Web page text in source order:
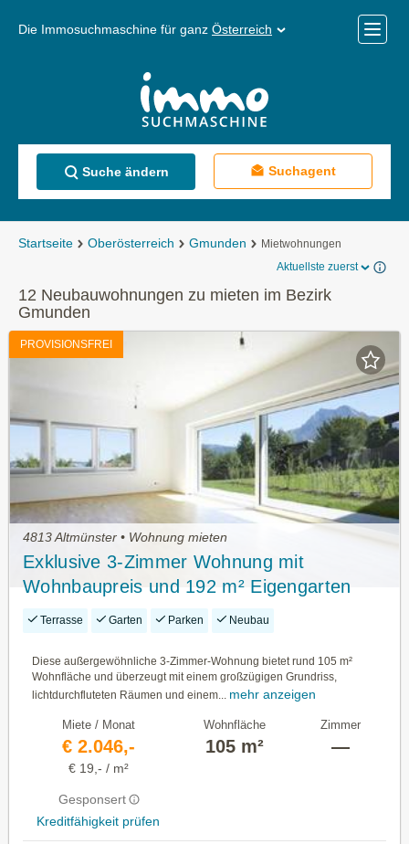
Die Immosuchmaschine für ganz Österreich
Menü
Suche ändern Suchagent
Startseite Oberösterreich Gmunden
Mietwohnungen
Aktuellste zuerst
12 Neubauwohnungen zu mieten im Bezirk
Gmunden
PROVISIONSFREI
4813 Altmünster • Wohnung mieten
Exklusive 3-Zimmer Wohnung mit
Wohnbaupreis und 192 m² Eigengarten
Terrasse Garten Parken Neubau
Diese außergewöhnliche 3-Zimmer-Wohnung bietet rund 105 m²
Wohnfläche und überzeugt mit einem großzügigen Grundriss,
lichtdurchfluteten Räumen und einem...
mehr anzeigen
Miete / Monat
€ 2.046,-
€ 19,- / m²
Gesponsert
Kreditfähigkeit prüfen
Wohnfläche
105 m²
Zimmer
—